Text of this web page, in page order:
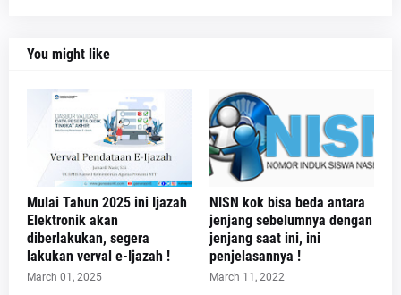
You might like
Mulai Tahun 2025 ini Ijazah
Elektronik akan
diberlakukan, segera
lakukan verval e-Ijazah !
March 01, 2025
NISN kok bisa beda antara
jenjang sebelumnya dengan
jenjang saat ini, ini
penjelasannya !
March 11, 2022